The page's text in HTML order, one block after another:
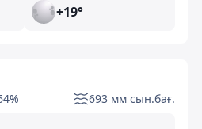
+19°
693 мм сын.бағ.